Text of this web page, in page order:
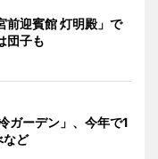
前迎賓館 灯明殿」で
団子も
ガーデン」、今年で1
ど